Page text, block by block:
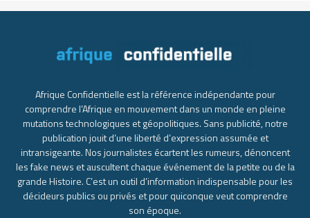
Afrique Confidentielle est la référence indépendante pour
comprendre l’Afrique en mouvement dans un monde en pleine
mutations technologiques et géopolitiques. Sans publicité, notre
publication jouit d’une liberté d’expression assumée et
intransigeante. Nos journalistes écartent les rumeurs, dénoncent
les fake news et auscultent chaque événement de la petite ou de la
grande Histoire. C’est un outil d’information indispensable pour les
décideurs publics ou privés et pour quiconque veut comprendre
son époque.